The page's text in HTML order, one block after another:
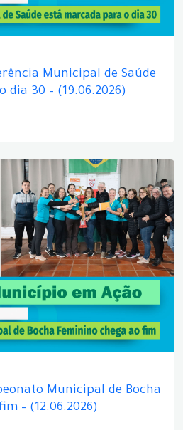
Municipal de Saúde
30 – (19.06.2026)
Municipal de Bocha
– (12.06.2026)